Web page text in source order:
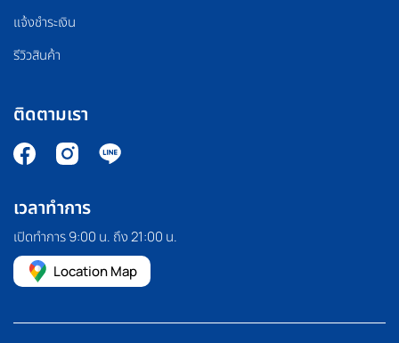
แจ้งชำระเงิน
รีวิวสินค้า
ติดตามเรา
เวลาทำการ
เปิดทำการ 9:00 น. ถึง 21:00 น.
Location Map